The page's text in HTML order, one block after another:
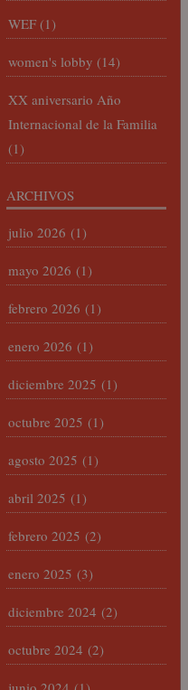
WEF (1)
women's lobby (14)
XX aniversario Año
Internacional de la Familia
(1)
ARCHIVOS
julio 2026 (1)
mayo 2026 (1)
febrero 2026 (1)
enero 2026 (1)
diciembre 2025 (1)
octubre 2025 (1)
agosto 2025 (1)
abril 2025 (1)
febrero 2025 (2)
enero 2025 (3)
diciembre 2024 (2)
octubre 2024 (2)